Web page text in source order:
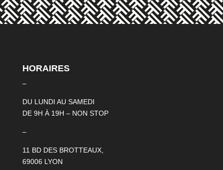
HORAIRES
–
DU LUNDI AU SAMEDI
DE 9H À 19H – NON STOP
–
11 BD DES BROTTEAUX,
69006 LYON